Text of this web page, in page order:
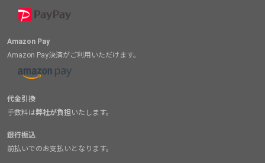
Amazon Pay
Amazon Pay決済がご利用いただけます。
代金引換
手数料は弊社が負担いたします。
銀行振込
前払いでのお支払いとなります。